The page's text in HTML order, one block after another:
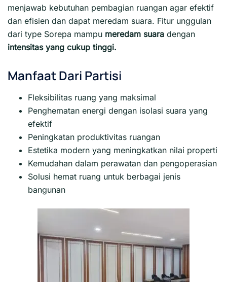
menjawab kebutuhan pembagian ruangan agar efektif
dan efisien dan dapat meredam suara. Fitur unggulan
dari type Sorepa mampu meredam suara dengan
intensitas yang cukup tinggi.
Manfaat Dari Partisi
Fleksibilitas ruang yang maksimal
Penghematan energi dengan isolasi suara yang
efektif
Peningkatan produktivitas ruangan
Estetika modern yang meningkatkan nilai properti
Kemudahan dalam perawatan dan pengoperasian
Solusi hemat ruang untuk berbagai jenis
bangunan